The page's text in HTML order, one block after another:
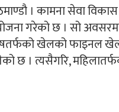
। कामना सेवा
गरेको छ । सो
खेलको फाइनल
छ । त्यसैगरि,